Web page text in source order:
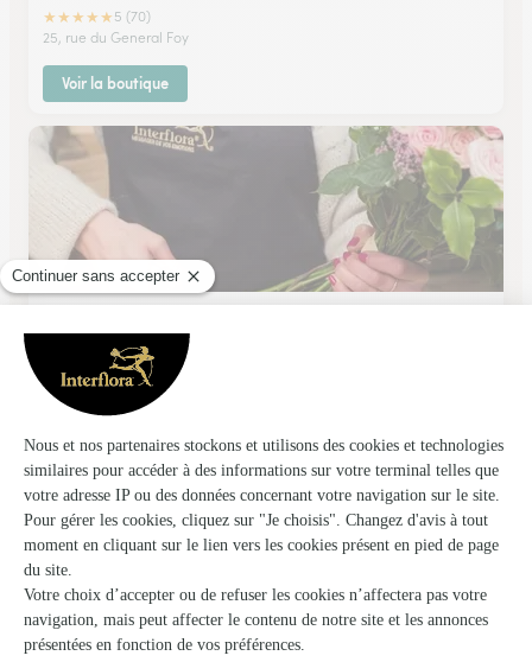
★★★★★ 5 (70)
25, rue du General Foy
Voir la boutique
L’instant Fleuri
Ribecourt Dreslincourt
★★
4.7 (39)
212, rue de Paris
Voir la boutique